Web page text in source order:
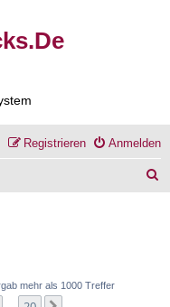
Anmelden
Registrieren
mehr als 1000 Treffer